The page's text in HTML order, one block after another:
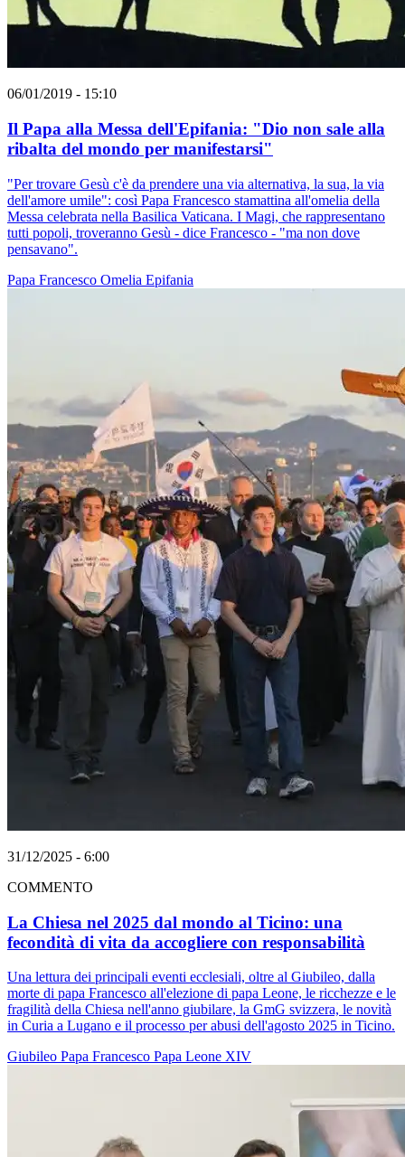
06/01/2019 - 15:10
Il Papa alla Messa dell'Epifania: "Dio non sale alla
ribalta del mondo per manifestarsi"
"Per trovare Gesù c'è da prendere una via alternativa, la sua, la via
dell'amore umile": così Papa Francesco stamattina all'omelia della
Messa celebrata nella Basilica Vaticana. I Magi, che rappresentano
tutti popoli, troveranno Gesù - dice Francesco - "ma non dove
pensavano".
Papa Francesco Omelia Epifania
31/12/2025 - 6:00
COMMENTO
La Chiesa nel 2025 dal mondo al Ticino: una
fecondità di vita da accogliere con responsabilità
Una lettura dei principali eventi ecclesiali, oltre al Giubileo, dalla
morte di papa Francesco all'elezione di papa Leone, le ricchezze e le
fragilità della Chiesa nell'anno giubilare, la GmG svizzera, le novità
in Curia a Lugano e il processo per abusi dell'agosto 2025 in Ticino.
Giubileo Papa Francesco Papa Leone XIV